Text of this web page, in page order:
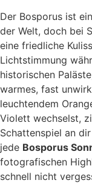
Der Bosporus ist
der Welt, doch bei
eine friedliche
Lichtstimmung
historischen
warmes, fast
leuchtendem
Violett wechselst,
Schattenspiel an
jede Bosporus
fotografischen
schnell nicht